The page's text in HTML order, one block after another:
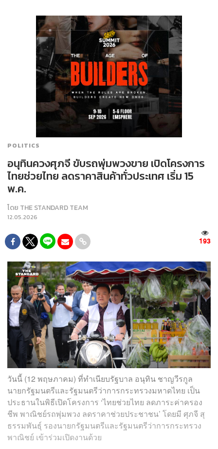
POLITICS
อนุทินควงศุภจี ขับรถพุ่มพวงขาย เปิดโครงการ
ไทยช่วยไทย ลดราคาสินค้าทั่วประเทศ เริ่ม 15
พ.ค.
โดย THE STANDARD TEAM
12.05.2026
193
วันนี้ (12 พฤษภาคม) ที่ทำเนียบรัฐบาล อนุทิน ชาญวีรกูล
นายกรัฐมนตรีและรัฐมนตรีว่าการกระทรวงมหาดไทย เป็น
ประธานในพิธีเปิดโครงการ ‘ไทยช่วยไทย ลดภาระค่าครอง
ชีพ พาณิชย์รถพุ่มพวง ลดราคาช่วยประชาชน’ โดยมี ศุภจี สุ
ธรรมพันธุ์ รองนายกรัฐมนตรีและรัฐมนตรีว่าการกระทรวง
พาณิชย์ เข้าร่วมเปิดงานด้วย